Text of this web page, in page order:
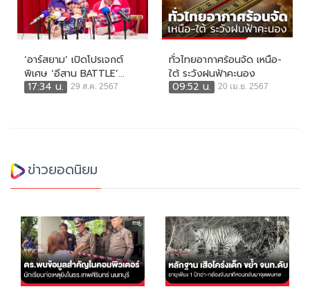
‘อาร์สยาม’ เปิดโปรเจกต์
พิเศษ ‘อีสาน BATTLE’...
17:34 น.
29 ส.ค. 2567
ทั่วไทยอากาศร้อนจัด เหนือ-
ใต้ ระวังฝนฟ้าคะนอง
09:52 น.
20 เม.ย. 2567
ข่าวยอดนิยม